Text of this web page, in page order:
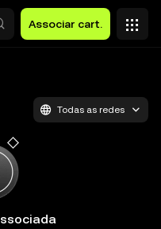
Associar cart.
Todas as redes